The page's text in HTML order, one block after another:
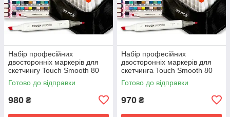
Набір професійних
двосторонніх маркерів для
скетчингу Touch Smooth 80
кольорів, художні маркери
Готово до відправки
980 ₴
Набір професійних
двосторонніх маркерів для
скетчинга Touch Smooth 80
кольорів у чохлі
Готово до відправки
970 ₴